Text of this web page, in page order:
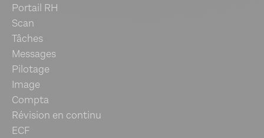
Portail RH
Scan
Tâches
Messages
Pilotage
Image
Compta
Révision en continu
ECF